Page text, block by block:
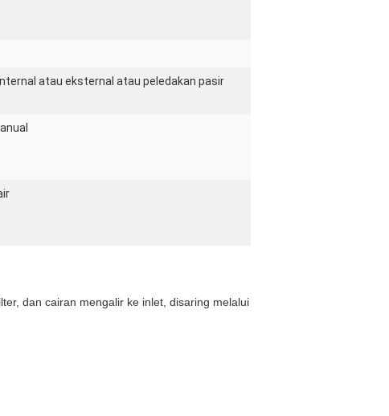
atau eksternal atau peledakan pasir
dan cairan mengalir ke inlet, disaring melalui